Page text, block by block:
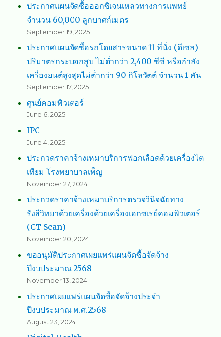
ประกาศแผนจัดซื้อออกซิเจนเหลวทางการแพทย์
จำนวน 60,000 ลูกบาศก์เมตร
September 19, 2025
ประกาศแผนจัดซื้อรถโดยสารขนาด 11 ที่นั่ง (ดีเซล)
ปริมาตรกระบอกสูบ ไม่ต่ำกว่า 2,400 ซีซี หรือกำลัง
เครื่องยนต์สูงสุดไม่ต่ำกว่า 90 กิโลวัตต์ จำนวน 1 คัน
September 17, 2025
ศูนย์คอมพิวเตอร์
June 6, 2025
IPC
June 4, 2025
ประกวดราคาจ้างเหมาบริการฟอกเลือดด้วยเครื่องไต
เทียม โรงพยาบาลเพ็ญ
November 27, 2024
ประกวดราคาจ้างเหมาบริการตรวจวินิจฉัยทาง
รังสีวิทยาด้วยเครื่องด้วยเครื่องเอกซเรย์คอมพิวเตอร์
(CT Scan)
November 20, 2024
ขออนุมัติประกาศเผยแพร่แผนจัดซื้อจัดจ้าง
ปีงบประมาณ 2568
November 13, 2024
ประกาศเผยแพร่แผนจัดซื้อจัดจ้างประจำ
ปีงบประมาณ พ.ศ.2568
August 23, 2024